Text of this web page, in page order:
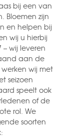
bij een van
Bloemen zijn
en helpen bij
wij u hierbij
– wij leveren
aan de
wij met
seizoen
speelt ook
of de
rol. We
soorten